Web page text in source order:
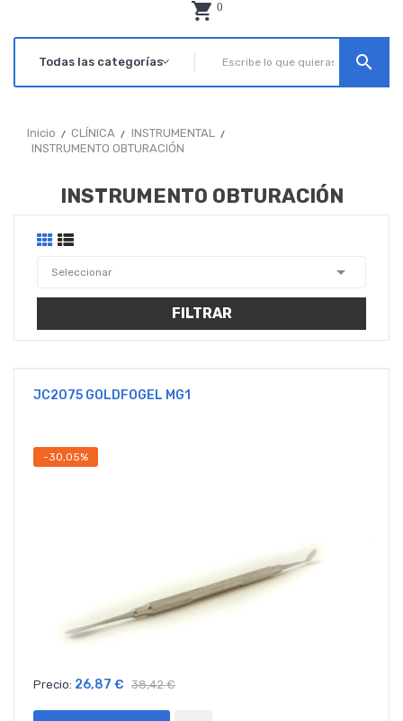
0
search
Inicio CLÍNICA
INSTRUMENTAL
INSTRUMENTO OBTURACIÓN
INSTRUMENTO OBTURACIÓN
Seleccionar 
FILTRAR
JC2075 GOLDFOGEL MG1
-30,05%
Precio: 26,87 € 38,42 €